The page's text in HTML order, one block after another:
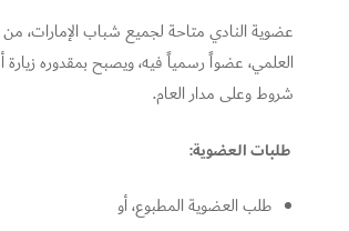
عضوية النادي متاحة لجميع شباب الإمارات،
العلمي، عضواً رسمياً فيه، ويصبح بمقدوره زيارة
شروط وعلى مدار العام.
طلبات العضوية:
طلب العضوية المطبوع، أو